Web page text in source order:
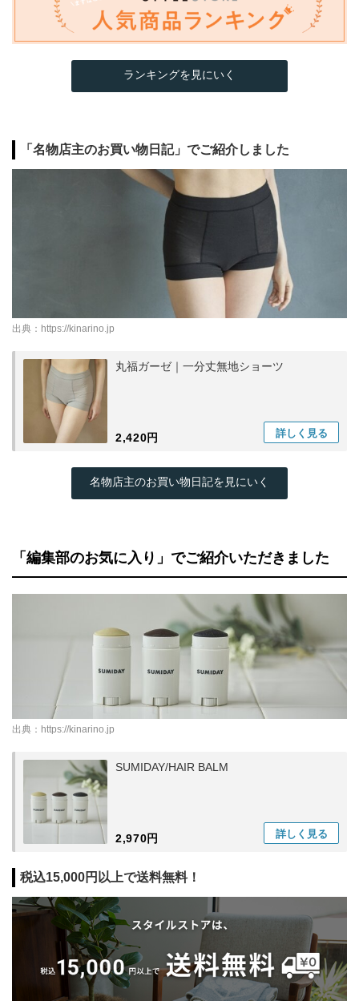
ランキングを見にいく
「名物店主のお買い物日記」でご紹介しました
出典： https://kinarino.jp
丸福ガーゼ｜一分丈無地ショーツ
2,420円 詳しく 見る
名物店主のお買い物日記を見にいく
「編集部のお気に入り」でご紹介いただきました
出典： https://kinarino.jp
SUMIDAY/HAIR BALM
2,970円 詳しく 見る
税込15,000円以上で送料無料！